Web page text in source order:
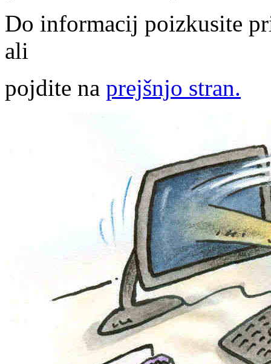
Do informacij poizkusite
ali
pojdite na prejšnjo stran.